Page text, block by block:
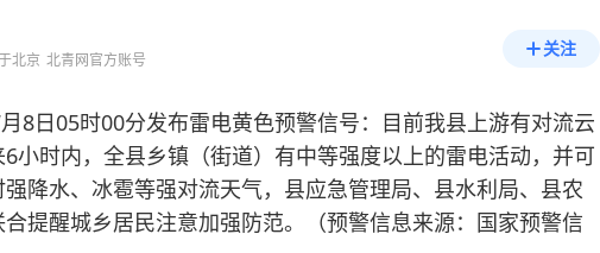
北京 北青网官方账号
关注
8日05时00分发布雷电黄色预警信号：目前我县上游有对流云
小时内，全县乡镇（街道）有中等强度以上的雷电活动，并可
降水、冰雹等强对流天气，县应急管理局、县水利局、县农
提醒城乡居民注意加强防范。（预警信息来源：国家预警信